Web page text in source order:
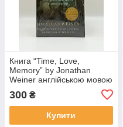
Книга “Time, Love,
Memory” by Jonathan
Weiner англійською мовою
300 ₴
Купити